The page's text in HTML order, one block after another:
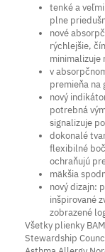
tenké a
plne
nové
rýchlejšie,
minimalizuje
v
premieňa na
nový
potrebná
signalizuje
dokonalé
flexibilné
ochraňujú
mäkšia
nový dizajn:
inšpirované
zobrazené
Všetky plienky
Stewardship